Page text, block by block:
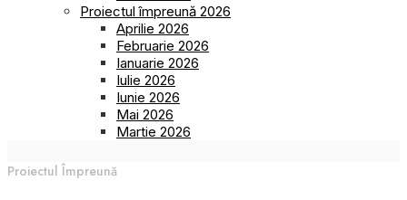
Proiectul împreună 2026
Aprilie 2026
Februarie 2026
Ianuarie 2026
Iulie 2026
Iunie 2026
Mai 2026
Martie 2026
Proiectul Împreună